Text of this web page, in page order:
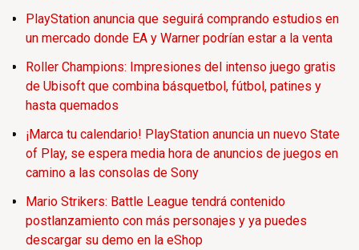
PlayStation anuncia que seguirá comprando estudios en
un mercado donde EA y Warner podrían estar a la venta
Roller Champions: Impresiones del intenso juego gratis
de Ubisoft que combina básquetbol, fútbol, patines y
hasta quemados
¡Marca tu calendario! PlayStation anuncia un nuevo State
of Play, se espera media hora de anuncios de juegos en
camino a las consolas de Sony
Mario Strikers: Battle League tendrá contenido
postlanzamiento con más personajes y ya puedes
descargar su demo en la eShop